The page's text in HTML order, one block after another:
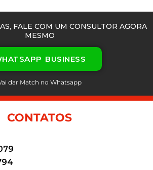
FALE COM UM CONSULTOR AGORA
MESMO
BUSINESS
dar Match no Whatsapp
CONTATOS